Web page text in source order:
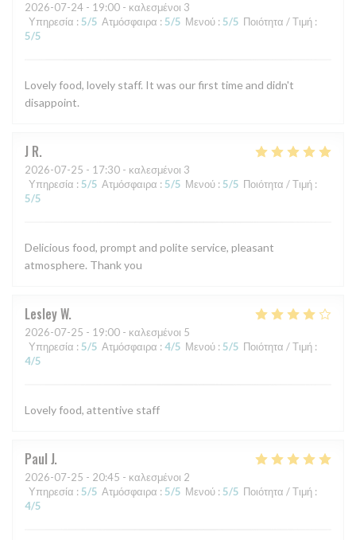
2026-07-24 - 19:00 - καλεσμένοι 3
Υπηρεσία : 5/5 Ατμόσφαιρα : 5/5 Μενού : 5/5 Ποιότητα / Τιμή :
5/5
Lovely food, lovely staff. It was our first time and didn't
disappoint.
J R
2026-07-25 - 17:30 - καλεσμένοι 3
Υπηρεσία : 5/5 Ατμόσφαιρα : 5/5 Μενού : 5/5 Ποιότητα / Τιμή :
5/5
Delicious food, prompt and polite service, pleasant
atmosphere. Thank you
LesleyW
2026-07-25 - 19:00 - καλεσμένοι 5
Υπηρεσία : 5/5 Ατμόσφαιρα : 4/5 Μενού : 5/5 Ποιότητα / Τιμή :
4/5
Lovely food, attentive staff
Paul J
2026-07-25 - 20:45 - καλεσμένοι 2
Υπηρεσία : 5/5 Ατμόσφαιρα : 5/5 Μενού : 5/5 Ποιότητα / Τιμή :
4/5